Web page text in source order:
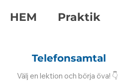
HEM Praktik
Telefonsamtal
Välj en lektion och börja öva! 👇